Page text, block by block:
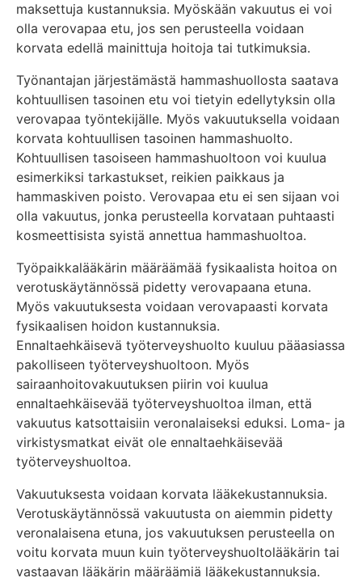
maksettuja kustannuksia. Myöskään vakuutus ei voi
olla verovapaa etu, jos sen perusteella voidaan
korvata edellä mainittuja hoitoja tai tutkimuksia.
Työnantajan järjestämästä hammashuollosta saatava
kohtuullisen tasoinen etu voi tietyin edellytyksin olla
verovapaa työntekijälle. Myös vakuutuksella voidaan
korvata kohtuullisen tasoinen hammashuolto.
Kohtuullisen tasoiseen hammashuoltoon voi kuulua
esimerkiksi tarkastukset, reikien paikkaus ja
hammaskiven poisto. Verovapaa etu ei sen sijaan voi
olla vakuutus, jonka perusteella korvataan puhtaasti
kosmeettisista syistä annettua hammashuoltoa.
Työpaikkalääkärin määräämää fysikaalista hoitoa on
verotuskäytännössä pidetty verovapaana etuna.
Myös vakuutuksesta voidaan verovapaasti korvata
fysikaalisen hoidon kustannuksia.
Ennaltaehkäisevä työterveyshuolto kuuluu pääasiassa
pakolliseen työterveyshuoltoon. Myös
sairaanhoitovakuutuksen piirin voi kuulua
ennaltaehkäisevää työterveyshuoltoa ilman, että
vakuutus katsottaisiin veronalaiseksi eduksi. Loma- ja
virkistysmatkat eivät ole ennaltaehkäisevää
työterveyshuoltoa.
Vakuutuksesta voidaan korvata lääkekustannuksia.
Verotuskäytännössä vakuutusta on aiemmin pidetty
veronalaisena etuna, jos vakuutuksen perusteella on
voitu korvata muun kuin työterveyshuoltolääkärin tai
vastaavan lääkärin määräämiä lääkekustannuksia.